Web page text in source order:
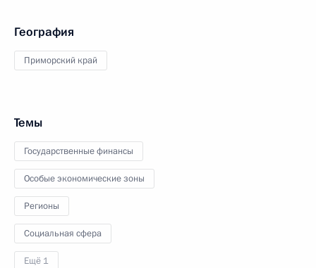
География
Приморский край
Темы
Государственные финансы
Особые экономические зоны
Регионы
Социальная сфера
Ещё 1